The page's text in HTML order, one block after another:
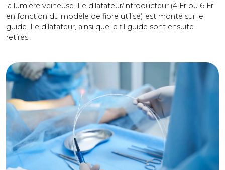
la lumière veineuse. Le dilatateur/introducteur (4 Fr ou 6 Fr
en fonction du modèle de fibre utilisé) est monté sur le
guide. Le dilatateur, ainsi que le fil guide sont ensuite
retirés.